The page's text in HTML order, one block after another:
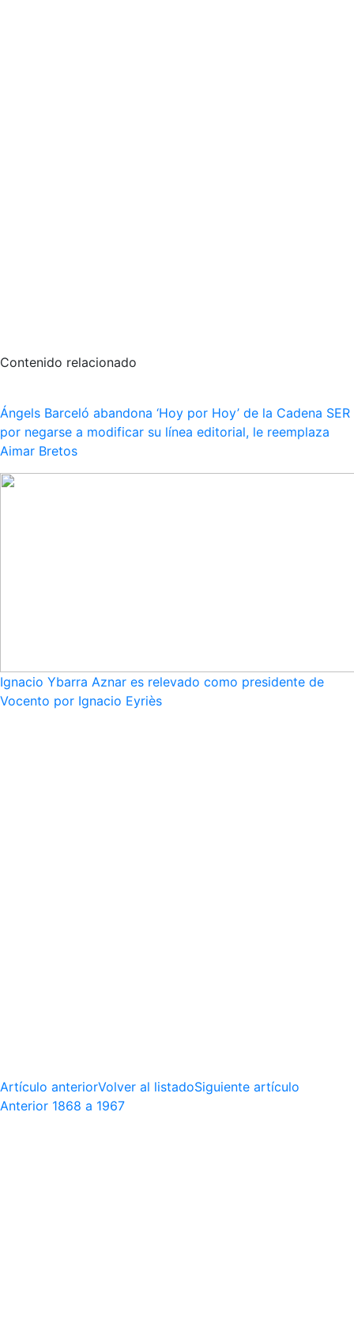
Contenido relacionado
Ángels Barceló abandona ‘Hoy por Hoy’ de la Cadena SER
por negarse a modificar su línea editorial, le reemplaza
Aimar Bretos
Ignacio Ybarra Aznar es relevado como presidente de
Vocento por Ignacio Eyriès
Artículo anteriorVolver al listadoSiguiente artículo
Anterior 1868 a 1967